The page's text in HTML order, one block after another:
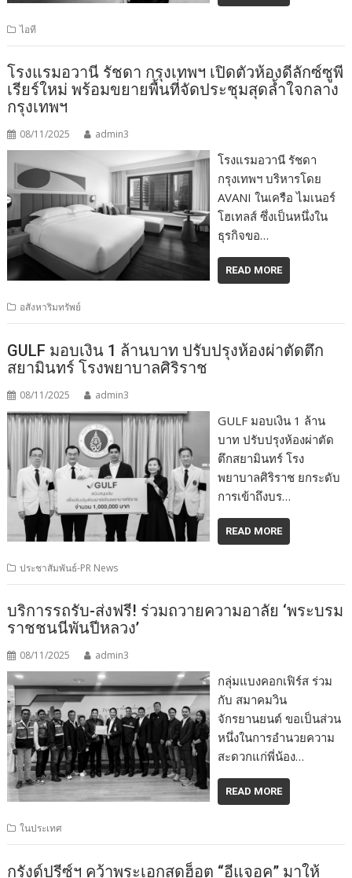
ไอที
โรงแรมอวานี รัชดา กรุงเทพฯ เปิดตัวห้องดีลักซ์ซูพี
เรียร์ใหม่ พร้อมขยายพื้นที่จัดประชุมสุดล้ำใจกลาง
กรุงเทพฯ
08/11/2025 admin3
โรงแรมอวานี รัชดา
กรุงเทพฯ บริหารโดย
AVANI ในเครือ ไมเนอร์
โฮเทลส์ ซึ่งเป็นหนึ่งใน
ธุรกิจขอ…
READ MORE
อสังหาริมทรัพย์
GULF มอบเงิน 1 ล้านบาท ปรับปรุงห้องผ่าตัดตึก
สยามินทร์ โรงพยาบาลศิริราช
08/11/2025 admin3
GULF มอบเงิน 1 ล้าน
บาท ปรับปรุงห้องผ่าตัด
ตึกสยามินทร์ โรง
พยาบาลศิริราช ยกระดับ
การเข้าถึงบร…
READ MORE
ประชาสัมพันธ์-PR News
บริการรถรับ-ส่งฟรี! ร่วมถวายความอาลัย ‘พระบรม
ราชชนนีพันปีหลวง’
08/11/2025 admin3
กลุ่มแบงคอกเฟิร์ส ร่วม
กับ สมาคมวิน
จักรยานยนต์ ขอเป็นส่วน
หนึ่งในการอำนวยความ
สะดวกแก่พี่น้อง…
READ MORE
ในประเทศ
กรังด์ปรีซ์ฯ คว้าพระเอกสุดฮ็อต “อีแจอุค” มาให้